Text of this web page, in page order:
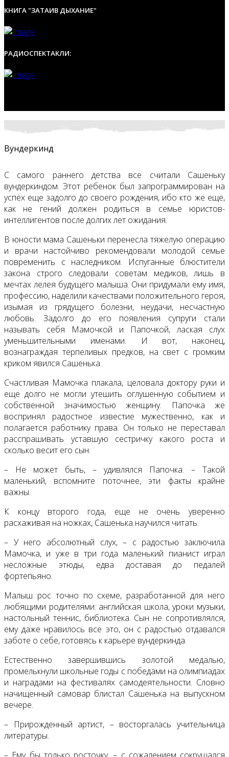
КНИГА "ЗАТАИВ ДЫХАНИЕ"
РАДИОСПЕКТАКЛИ:
Вундеркинд
С самого раннего детства все считали Сашеньку
вундеркиндом. Этот ребенок был запрограммирован на
успех еще задолго до своего рождения, ибо кто же еще,
как не гений должен родиться в семье юристов-
интеллигентов после долгих лет ожидания.
В юности мама Сашеньки перенесла тяжелую операцию
и врачи настойчиво рекомендовали молодой семье
повременить с наследником. Испуганные блюстители
закона строго следовали советам медиков, лишь в
мечтах лелея будущего малыша. Они придумали ему имя,
профессию, наделили качествами положительного героя,
изымая из грядущего болезни, неудачи, несчастную
любовь. Задолго до его появления супруги стали
называть себя Мамочкой и Папочкой, лаская слух
уменьшительными именами. И вот, наконец,
вознаграждая терпеливых предков, на свет с громким
криком явился Сашенька.
Счастливая Мамочка плакала, целовала доктору руки и
еще долго не могли утешить оглушенную событием и
собственной значимостью женщину. Папочка же
воспринял радостное известие мужественно, как и
полагается работнику права. Он только не переставал
расспрашивать уставшую сестричку какого роста и
сколько весит его сын.
– Не может быть, – удивлялся Папочка. – Такой
маленький, вспомните поточнее, эти факты крайне
важны.
К концу второго года, еще не очень уверенно
расхаживая на ножках, Сашенька научился читать.
– У него абсолютный слух, – с радостью заключила
Мамочка, и уже в три года маленький пианист играл
несложные этюды, едва доставая до педалей
фортепьяно.
Малыш рос точно по схеме, разработанной для него
любящими родителями: английская школа, уроки музыки,
настольный теннис, библиотека. Сын не сопротивлялся,
ему даже нравилось все это, он с радостью отдавался
заботе о себе, готовясь к карьере вундеркинда.
Естественно завершившись золотой медалью,
промелькнули школьные годы с победами на олимпиадах
и наградами на фестивалях самодеятельности. Словно
начищенный самовар блистал Сашенька на выпускном
вечере.
– Прирожденный артист, – восторгалась учительница
литературы.